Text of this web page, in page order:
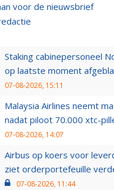
voor de nieuwsbrief
Staking cabinepersoneel
op laatste moment
07-08-2026, 15:11
Malaysia Airlines neemt
nadat piloot 70.000 xtc-
07-08-2026, 14:07
Airbus op koers voor
ziet orderportefeuille
07-08-2026, 11:44